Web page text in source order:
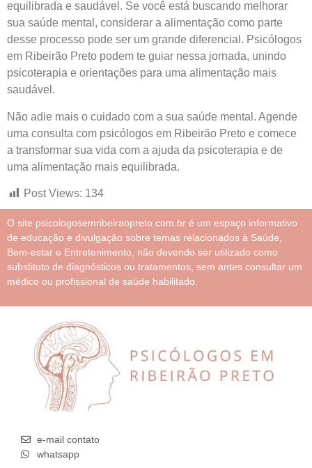
equilibrada e saudável. Se você está buscando melhorar
sua saúde mental, considerar a alimentação como parte
desse processo pode ser um grande diferencial. Psicólogos
em Ribeirão Preto podem te guiar nessa jornada, unindo
psicoterapia e orientações para uma alimentação mais
saudável.
Não adie mais o cuidado com a sua saúde mental. Agende
uma consulta com psicólogos em Ribeirão Preto e comece
a transformar sua vida com a ajuda da psicoterapia e de
uma alimentação mais equilibrada.
Post Views: 134
O site psicologosemribeiraopreto.com.br é um espaço informativo
de educação e divulgação sobre temas relacionados à Saúde,
Bem-estar e Entretenimento, não devendo ser utilizado como
substituto de diagnósticos ou tratamentos, sem antes consultar um
médico ou profissional de saúde habilitado.
e-mail contato
whatsapp